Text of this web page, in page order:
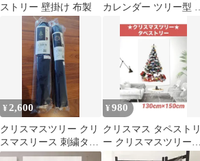
ストリー 壁掛け 布製
カレンダー ツリー型 壁
¥ 2,600
クリスマスツリー クリ
スマスリース 刺繍タペ
ストリー クリスマス タ
¥980
クリスマス タペストリ
ー クリスマスツリー
130×150cm